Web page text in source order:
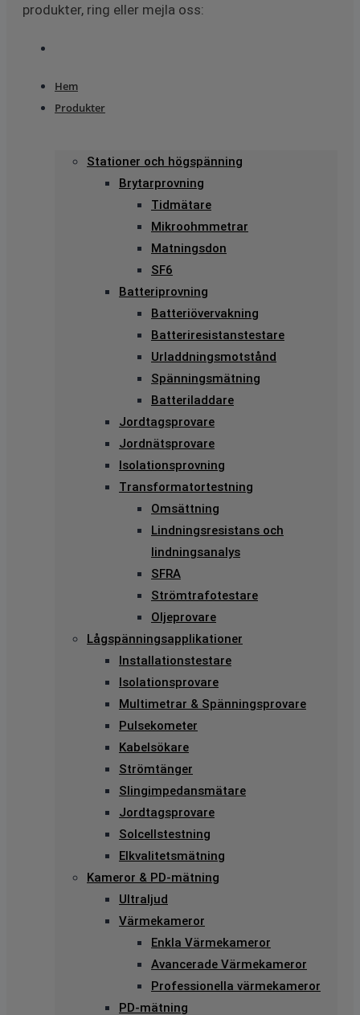
produkter, ring eller mejla oss:
Hem
Produkter
Stationer och högspänning
Brytarprovning
Tidmätare
Mikroohmmetrar
Matningsdon
SF6
Batteriprovning
Batteriövervakning
Batteriresistanstestare
Urladdningsmotstånd
Spänningsmätning
Batteriladdare
Jordtagsprovare
Jordnätsprovare
Isolationsprovning
Transformatortestning
Omsättning
Lindningsresistans och
lindningsanalys
SFRA
Strömtrafotestare
Oljeprovare
Lågspänningsapplikationer
Installationstestare
Isolationsprovare
Multimetrar & Spänningsprovare
Pulsekometer
Kabelsökare
Strömtänger
Slingimpedansmätare
Jordtagsprovare
Solcellstestning
Elkvalitetsmätning
Kameror & PD-mätning
Ultraljud
Värmekameror
Enkla Värmekameror
Avancerade Värmekameror
Professionella värmekameror
PD-mätning